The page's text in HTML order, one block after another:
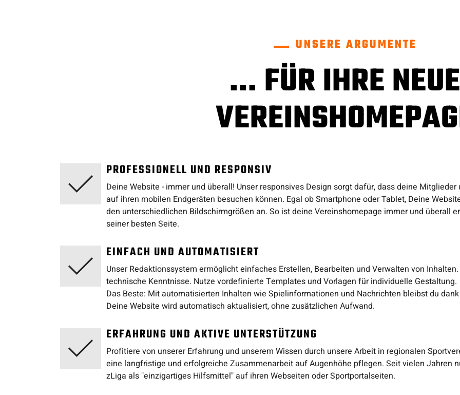
UNSERE ARGUMENTE
... FÜR IHRE NEUE
PROFESSIONELL UND RESPONSIV
Deine Website - immer und überall! Unser responsives Design sorgt dafür, dass deine
auf ihren mobilen Endgeräten besuchen können. Egal ob Smartphone oder Tablet, Deine
den unterschiedlichen Bildschirmgrößen an. So ist deine Vereinshomepage immer und überall
seiner besten Seite.
EINFACH UND AUTOMATISIERT
Unser Redaktionssystem ermöglicht einfaches Erstellen, Bearbeiten und Verwalten von
technische Kenntnisse. Nutze vordefinierte Templates und Vorlagen für individuelle Gestaltung.
Das Beste: Mit automatisierten Inhalten wie Spielinformationen und Nachrichten bleibst du
Deine Website wird automatisch aktualisiert, ohne zusätzlichen Aufwand.
ERFAHRUNG UND AKTIVE UNTERSTÜTZUNG
Profitiere von unserer Erfahrung und unserem Wissen durch unsere Arbeit in regionalen
eine langfristige und erfolgreiche Zusammenarbeit auf Augenhöhe pflegen. Seit vielen Jahren
zLiga als "einzigartiges Hilfsmittel" auf ihren Webseiten oder Sportportalseiten.